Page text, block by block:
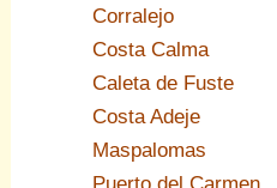
Corralejo
Costa Calma
Caleta de Fuste
Costa Adeje
Maspalomas